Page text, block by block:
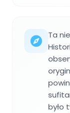
Ta
było